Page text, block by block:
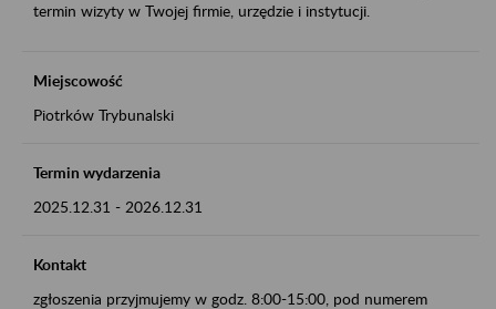
termin wizyty w Twojej firmie, urzędzie i instytucji.
Miejscowość
Piotrków Trybunalski
Termin wydarzenia
2025.12.31 - 2026.12.31
Kontakt
zgłoszenia przyjmujemy w godz. 8:00-15:00, pod numerem